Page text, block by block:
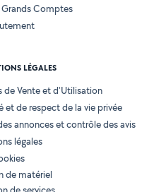
Grands Comptes
LÉGALES
de Vente et d'Utilisation
de respect de la vie privée
annonces et contrôle des avis
légales
de matériel